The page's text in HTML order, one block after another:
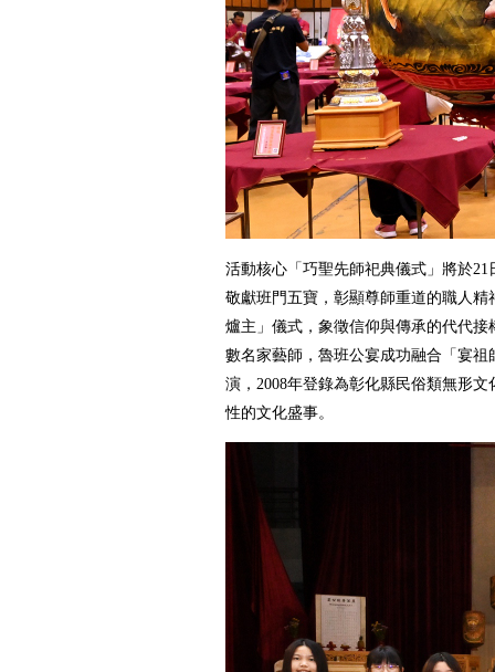
活動核心「巧聖先師祀典儀式」將於
敬獻班門五寶，彰顯尊師重道的職人
爐主」儀式，象徵信仰與傳承的代代
數名家藝師，魯班公宴成功融合「宴
演，2008年登錄為彰化縣民俗類無形
性的文化盛事。